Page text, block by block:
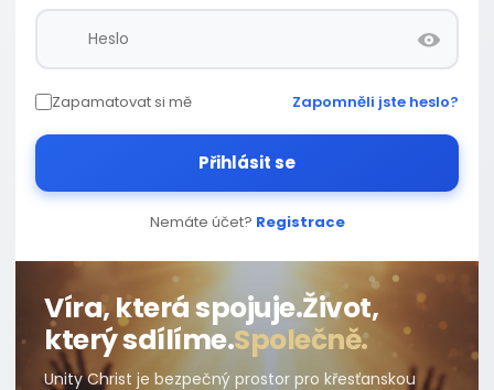
Zapamatovat si mě Zapomněli jste heslo?
Přihlásit se
Nemáte účet? Registrace
Víra, která spojuje.Život,
který sdílíme.Společně.
Unity Christ je bezpečný prostor pro křesťanskou